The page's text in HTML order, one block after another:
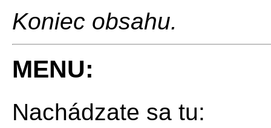
Koniec obsahu.
MENU:
Nachádzate sa tu: